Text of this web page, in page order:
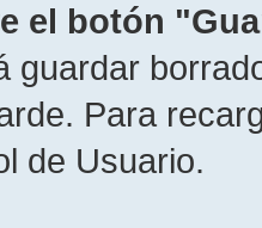
el botón
guardar
Para
de Usuario.